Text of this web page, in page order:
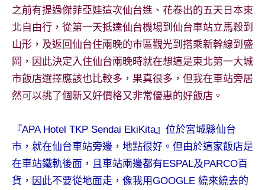
節
目
班
外
景
節
主
持、
吳
哥
窟
之前有提過傑菲亞娃這次仙台進、花卷出的五天日本東
北自由行，從第一天抵達仙台機場到仙台車站立馬殺到
山形，及返回仙台住兩晚的市區觀光到搭乘新幹線到盛
岡，因此決定入住仙台兩晚時就在想這是東北第一大城
市飯店選擇應該也比較多，果真很多，但我在車站旁居
然可以挑了個新又好價格又非常優惠的好飯店。
『APA Hotel TKP Sendai EkiKita』位於宮城縣仙台
市，就在仙台車站旁邊，地點很好。但由於這家飯店是
在車站鐵軌後面，且車站兩邊都有ESPAL及PARCO百
貨，因此不要從地面走，像我用GOOGLE 繞來繞去的